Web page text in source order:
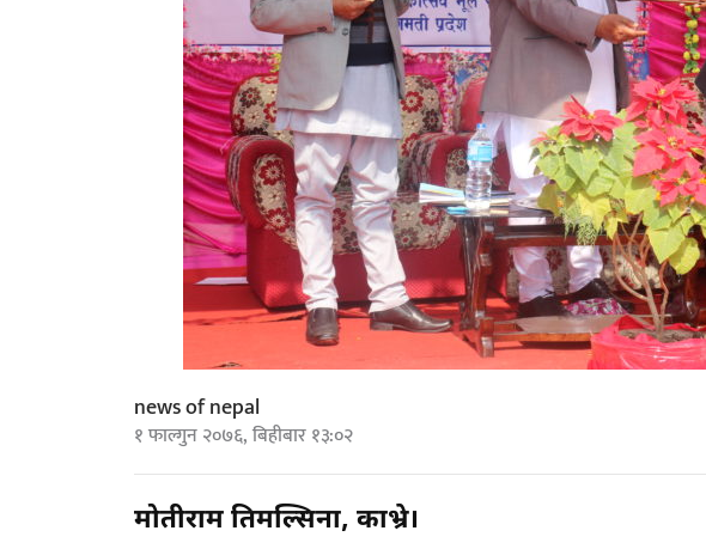
news of nepal
१ फाल्गुन २०७६, बिहीबार १३:०२
मोतीराम तिमल्सिना, काभ्रे।